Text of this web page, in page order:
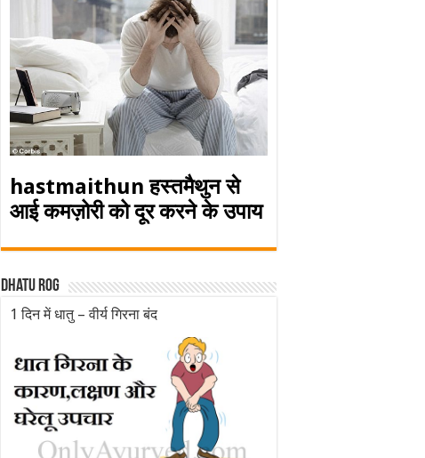
hastmaithun हस्तमैथुन से
आई कमज़ोरी को दूर करने के उपाय
Dhatu rog
1 दिन में धातु – वीर्य गिरना बंद